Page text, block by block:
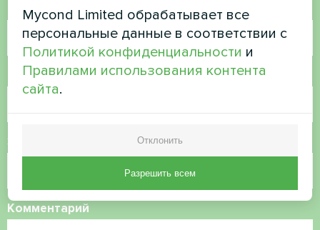
Имя
Номер телефона
Электронная почта
Комментарий
Mycond Limited обрабатывает все
персональные данные в соответствии с
Политикой конфиденциальности и
Правилами использования контента
сайта.
Отклонить
Разрешить всем